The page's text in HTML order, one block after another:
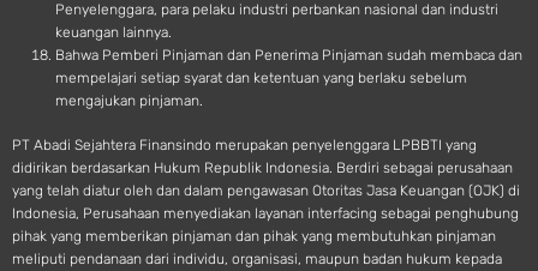
Penyelenggara, para pelaku industri perbankan nasional dan industri
keuangan lainnya.
Bahwa Pemberi Pinjaman dan Penerima Pinjaman sudah membaca dan
mempelajari setiap syarat dan ketentuan yang berlaku sebelum
mengajukan pinjaman.
PT Abadi Sejahtera Finansindo merupakan penyelenggara LPBBTI yang
didirikan berdasarkan Hukum Republik Indonesia. Berdiri sebagai perusahaan
yang telah diatur oleh dan dalam pengawasan Otoritas Jasa Keuangan (OJK) di
Indonesia, Perusahaan menyediakan layanan interfacing sebagai penghubung
pihak yang memberikan pinjaman dan pihak yang membutuhkan pinjaman
meliputi pendanaan dari individu, organisasi, maupun badan hukum kepada